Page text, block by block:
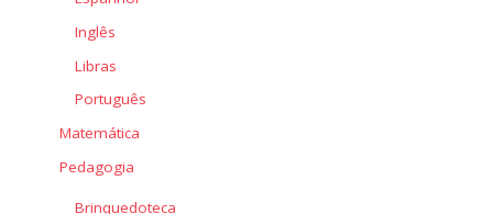
Inglês
Libras
Português
Matemática
Pedagogia
Brinquedoteca